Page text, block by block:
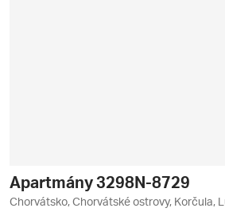
Apartmány 3298N-8729
Chorvátsko, Chorvátské ostrovy, Korčula,